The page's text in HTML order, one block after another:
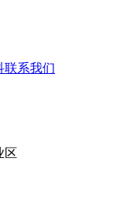
联系我们
区